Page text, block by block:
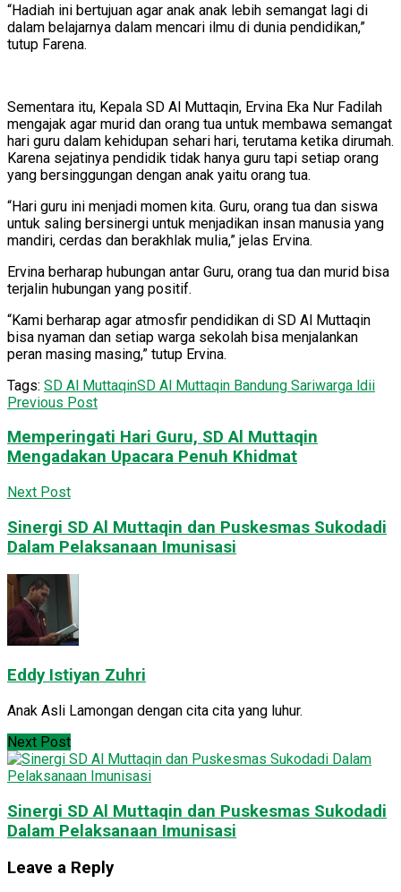
“Hadiah ini bertujuan agar anak anak lebih semangat lagi di
dalam belajarnya dalam mencari ilmu di dunia pendidikan,”
tutup Farena.
Sementara itu, Kepala SD Al Muttaqin, Ervina Eka Nur Fadilah
mengajak agar murid dan orang tua untuk membawa semangat
hari guru dalam kehidupan sehari hari, terutama ketika dirumah.
Karena sejatinya pendidik tidak hanya guru tapi setiap orang
yang bersinggungan dengan anak yaitu orang tua.
“Hari guru ini menjadi momen kita. Guru, orang tua dan siswa
untuk saling bersinergi untuk menjadikan insan manusia yang
mandiri, cerdas dan berakhlak mulia,” jelas Ervina.
Ervina berharap hubungan antar Guru, orang tua dan murid bisa
terjalin hubungan yang positif.
“Kami berharap agar atmosfir pendidikan di SD Al Muttaqin
bisa nyaman dan setiap warga sekolah bisa menjalankan
peran masing masing,” tutup Ervina.
Tags: SD Al MuttaqinSD Al Muttaqin Bandung Sariwarga ldii
Previous Post
Memperingati Hari Guru, SD Al Muttaqin
Mengadakan Upacara Penuh Khidmat
Next Post
Sinergi SD Al Muttaqin dan Puskesmas Sukodadi
Dalam Pelaksanaan Imunisasi
Eddy Istiyan Zuhri
Anak Asli Lamongan dengan cita cita yang luhur.
Next Post
Sinergi SD Al Muttaqin dan Puskesmas Sukodadi
Dalam Pelaksanaan Imunisasi
Leave a Reply